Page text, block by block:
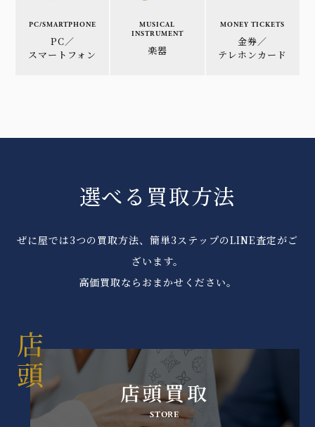
PC/SMARTPHONE
PC／
スマートフォン
MUSICAL
INSTRUMENT
楽器
MONEY TICKETS
金券／
テレホンカード
選べる買取方法
ぜに屋では3つの買取方法、簡単3ステップのLINE査定がご
ざいます。
高価買取ならおまかせください。
店頭買取
STORE